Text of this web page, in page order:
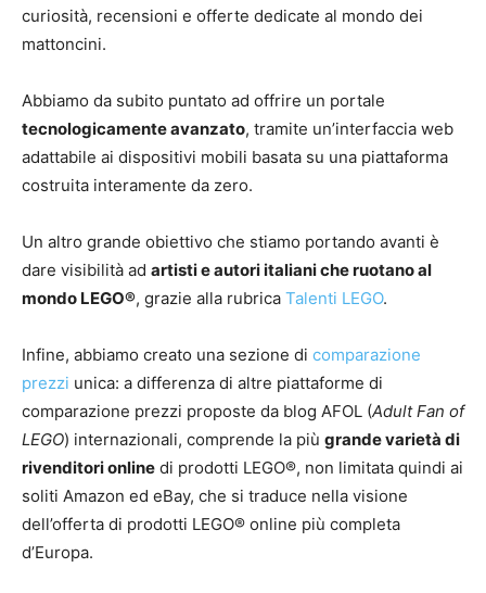
curiosità, recensioni e offerte dedicate al mondo dei
mattoncini.
Abbiamo da subito puntato ad offrire un portale
tecnologicamente avanzato, tramite un’interfaccia web
adattabile ai dispositivi mobili basata su una piattaforma
costruita interamente da zero.
Un altro grande obiettivo che stiamo portando avanti è
dare visibilità ad artisti e autori italiani che ruotano al
mondo LEGO®, grazie alla rubrica Talenti LEGO.
Infine, abbiamo creato una sezione di comparazione
prezzi unica: a differenza di altre piattaforme di
comparazione prezzi proposte da blog AFOL (Adult Fan of
LEGO) internazionali, comprende la più grande varietà di
rivenditori online di prodotti LEGO®, non limitata quindi ai
soliti Amazon ed eBay, che si traduce nella visione
dell’offerta di prodotti LEGO® online più completa
d’Europa.